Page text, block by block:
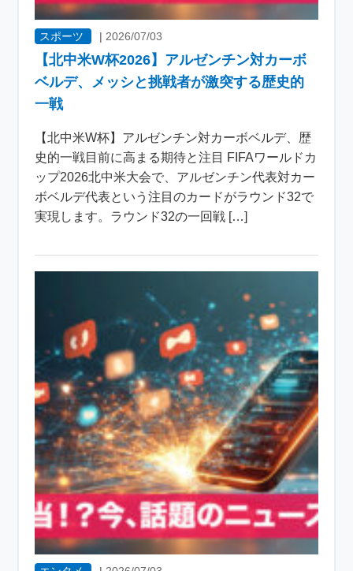
スポーツ | 2026/07/03
【北中米W杯2026】アルゼンチン対カーボ
ベルデ、メッシと挑戦者が激突する歴史的
一戦
【北中米W杯】アルゼンチン対カーボベルデ、歴
史的一戦目前に高まる期待と注目 FIFAワールドカ
ップ2026北中米大会で、アルゼンチン代表対カー
ボベルデ代表という注目のカードがラウンド32で
実現します。ラウンド32の一回戦 […]